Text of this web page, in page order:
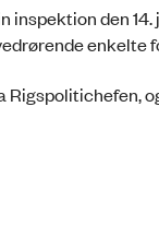
inspektion den
enkelte
Rigspolitichefen,